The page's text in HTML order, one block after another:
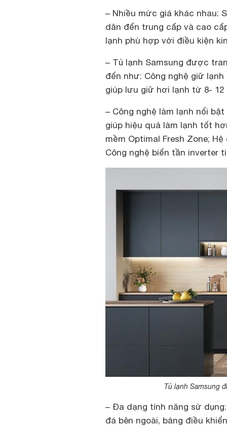
– Nhiều mức giá khác nhau:
dân đến trung cấp và cao
lạnh phù hợp với điều kiện
– Tủ lạnh Samsung được
đến như: Công nghệ giữ
giúp lưu giữ hơi lạnh từ 8- 12
– Công nghệ làm lạnh nổi
giúp hiệu quả làm lạnh tốt
mềm Optimal Fresh Zone;
Công nghệ biến tần inverter
Tủ lạnh Samsung
– Đa dạng tính năng sử
đá bên ngoài, bảng điều